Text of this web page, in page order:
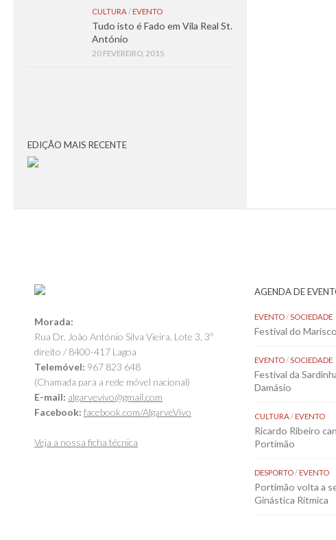
CULTURA/ EVENTO
Tudo isto é Fado em Vila Real St.
António
20 FEVEREIRO, 2015
EDIÇÃO MAIS RECENTE
Morada:
Rua Dr. João António Silva Vieira, Lote 3, 3º
direito / 8400-417 Lagoa
Telemóvel: 967 823 648
(Chamada para a rede móvel nacional)
E-mail: algarvevivo@gmail.com
Facebook: facebook.com/AlgarveVivo
Veja a nossa ficha técnica
AGENDA DE
EVENTO/SOCIEDADE
Festival do
EVENTO/SOCIEDADE
Festival da
Damásio
CULTURA/EVENTO
Ricardo Ribeiro
Portimão
DESPORTO/EVENTO
Portimão volta a
Ginástica Rítmica